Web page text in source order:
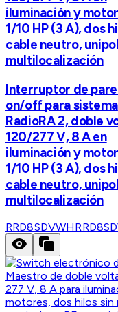
iluminación y
1/10 HP (3 A), dos
cable neutro,
multilocalización
Interruptor de
on/off para sistema
RadioRA 2, doble
120/277 V, 8 A en
iluminación y
1/10 HP (3 A), dos
cable neutro,
multilocalización
RRD8SDVWH